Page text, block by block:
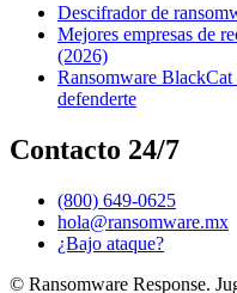
Descifrador de
Mejores empresas de
(2026)
Ransomware
defenderte
Contacto 24/7
(800) 649-0625
hola@ransomware.mx
¿Bajo ataque?
© Ransomware Response.